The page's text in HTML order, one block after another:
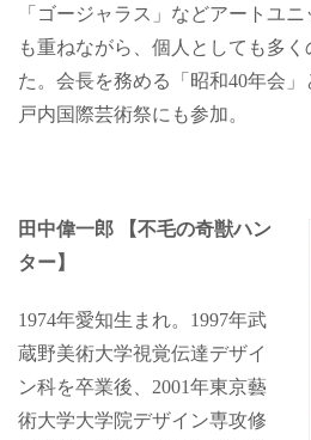
「ゴージャラス」などアートユ
も重ねながら、個人としても多
た。会長を務める「昭和40年会
戸内国際芸術祭にも参加。
田中偉一郎 【不毛の奇獣ハン
ター】
1974年愛知生まれ。1997年武
蔵野美術大学視覚伝達デザイ
ン科を卒業後、2001年東京藝
術大学大学院デザイン専攻修